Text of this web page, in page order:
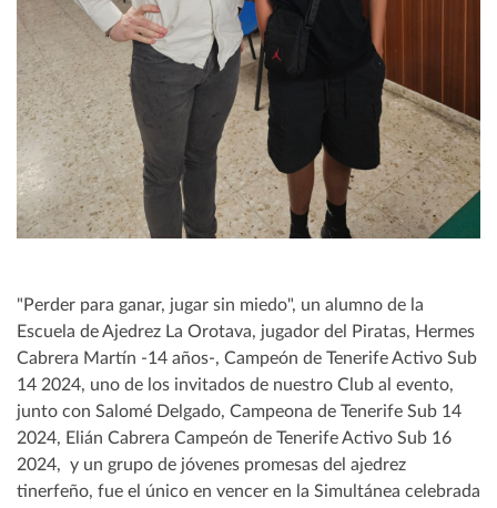
"Perder para ganar, jugar sin miedo", un alumno de la
Escuela de Ajedrez La Orotava, jugador del Piratas, Hermes
Cabrera Martín -14 años-, Campeón de Tenerife Activo Sub
14 2024, uno de los invitados de nuestro Club al evento,
junto con Salomé Delgado, Campeona de Tenerife Sub 14
2024, Elián Cabrera Campeón de Tenerife Activo Sub 16
2024, y un grupo de jóvenes promesas del ajedrez
tinerfeño, fue el único en vencer en la Simultánea celebrada